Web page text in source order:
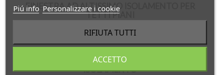
FINESTRA AD ALTISSIMO ISOLAMENTO PER
TETTI PIANI
VIDEO INSTALLAZIONE FLAT DESIGN
LUCERNARIO ECONOMICO 45X60 A BASSO
ISOLAMENTO
Piú info Personalizzare i cookie
RIFIUTA TUTTI
ACCETTO